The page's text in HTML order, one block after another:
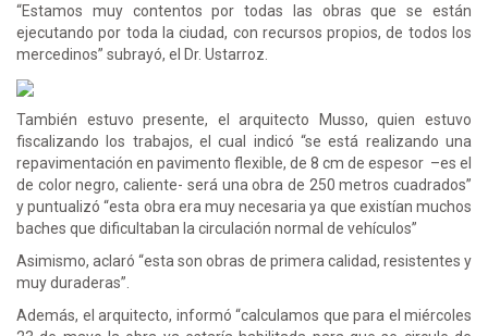
“Estamos muy contentos por todas las obras que se están
ejecutando por toda la ciudad, con recursos propios, de todos los
mercedinos” subrayó, el Dr. Ustarroz.
También estuvo presente, el arquitecto Musso, quien estuvo
fiscalizando los trabajos, el cual indicó “se está realizando una
repavimentación en pavimento flexible, de 8 cm de espesor –es el
de color negro, caliente- será una obra de 250 metros cuadrados”
y puntualizó “esta obra era muy necesaria ya que existían muchos
baches que dificultaban la circulación normal de vehículos”
Asimismo, aclaró “esta son obras de primera calidad, resistentes y
muy duraderas”.
Además, el arquitecto, informó “calculamos que para el miércoles